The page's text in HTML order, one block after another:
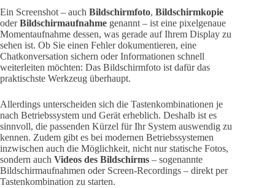
Ein Screenshot – auch Bildschirmfoto, Bildschirmkopie
oderBildschirmaufnahme genannt – ist eine pixelgenaue
Momentaufnahme dessen, was gerade auf Ihrem Display zu
sehen ist. Ob Sie einen Fehler dokumentieren, eine
Chatkonversation sichern oder Informationen schnell
weiterleiten möchten: Das Bildschirmfoto ist dafür das
praktischste Werkzeug überhaupt.
Allerdings unterscheiden sich die Tastenkombinationen je
nach Betriebssystem und Gerät erheblich. Deshalb ist es
sinnvoll, die passenden Kürzel für Ihr System auswendig zu
kennen. Zudem gibt es bei modernen Betriebssystemen
inzwischen auch die Möglichkeit, nicht nur statische Fotos,
sondern auch Videos des Bildschirms – sogenannte
Bildschirmaufnahmen oder Screen-Recordings – direkt per
Tastenkombination zu starten.